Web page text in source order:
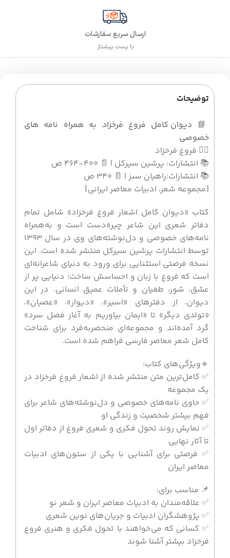
ارسال سریع سفارشات
با پست پیشتاز
توضیحات
📘 دیوان کامل فروغ فرخزاد به همراه نامه های
خصوصی
✍🏻 فروغ فرخزاد
📚 انتشارات: پرشین سیرکل | 📄 400-464 ص
📚 انتشارات:راهیان سبز | 📄 340 ص
[مجموعه شعر، ادبیات معاصر ایرانی]
کتاب «دیوان کامل اشعار فروغ فرخزاد» شامل تمام
دفاتر شعری این شاعر چیره‌دست است و به‌همراه
نامه‌های خصوصی و دل‌نوشته‌های وی در سال ۱۳۹۳
توسط انتشارات پرشین سیرکل منتشر شده است. این
نسخه فرصتی استثنایی برای ورود به دنیای شاعرانه‌ای
است که فروغ با زبان و احساسش ساخت؛ دنیایی پر از
عشق، شور، طغیان و تأملات عمیق انسانی. در این
دیوان، از دفترهای «اسیر»، «دیوار»، «عصیان»،
«تولدی دیگر» تا «ایمان بیاوریم به آغاز فصل سرد»
گرد آمده‌اند و مجموعه‌ای منحصربه‌فرد برای شناخت
کامل شعر معاصر فارسی فراهم شده است.
🔹ویژگی‌های کتاب:
✅ کامل‌ترین متن منتشر شده از اشعار فروغ فرخزاد در
یک مجموعه
✅ حاوی نامه‌های خصوصی و دل‌نوشته‌های شاعر برای
فهم بیشتر شخصیت و زندگی او
✅ نمایش روند تحول فکری و شعری فروغ از دفاتر اول
تا آثار نهایی
✅ فرصتی برای آشنایی با یکی از ستون‌های ادبیات
معاصر ایران
📌 مناسب برای:
✅ علاقه‌مندان به ادبیات معاصر ایران و شعر نو
✅ پژوهشگران ادبیات و جریان‌های نوین شعری
✅ کسانی که می‌خواهند با تحول فکری و هنری فروغ
فرخزاد بیشتر آشنا شوند